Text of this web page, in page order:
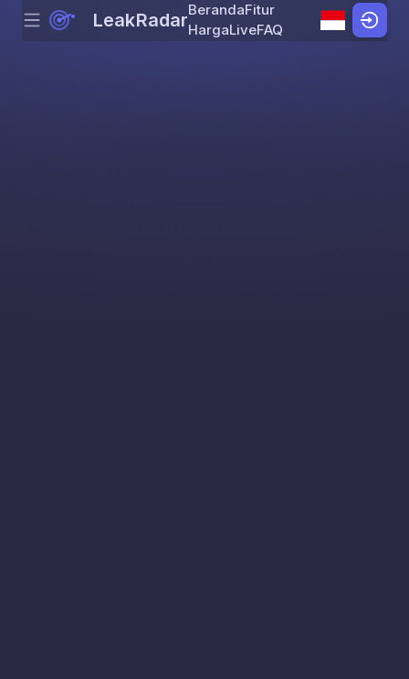
Skip to content
Menu LeakRadarBerandaFitur
HargaLiveFAQ